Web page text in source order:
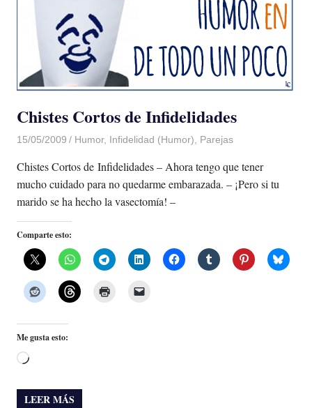
Chistes Cortos de Infidelidades
15/05/2009 Luis Castellanos
Humor, Infidelidad (Humor) Parejas
Chistes Cortos de Infidelidades – Ahora tengo que tener
mucho cuidado para no quedarme embarazada. – ¡Pero si tu
marido se ha hecho la vasectomía! –
Comparte esto:
Me gusta esto:
Cargando...
LEER MÁS